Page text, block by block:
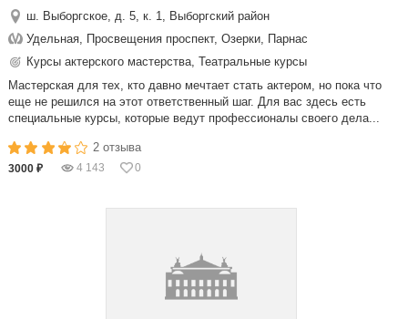
ш. Выборгское, д. 5, к. 1, Выборгский район
Удельная, Просвещения проспект, Озерки, Парнас
Курсы актерского мастерства, Театральные курсы
Мастерская для тех, кто давно мечтает стать актером, но пока что
еще не решился на этот ответственный шаг. Для вас здесь есть
специальные курсы, которые ведут профессионалы своего дела...
2 отзыва
3000 ₽ 4 143 0